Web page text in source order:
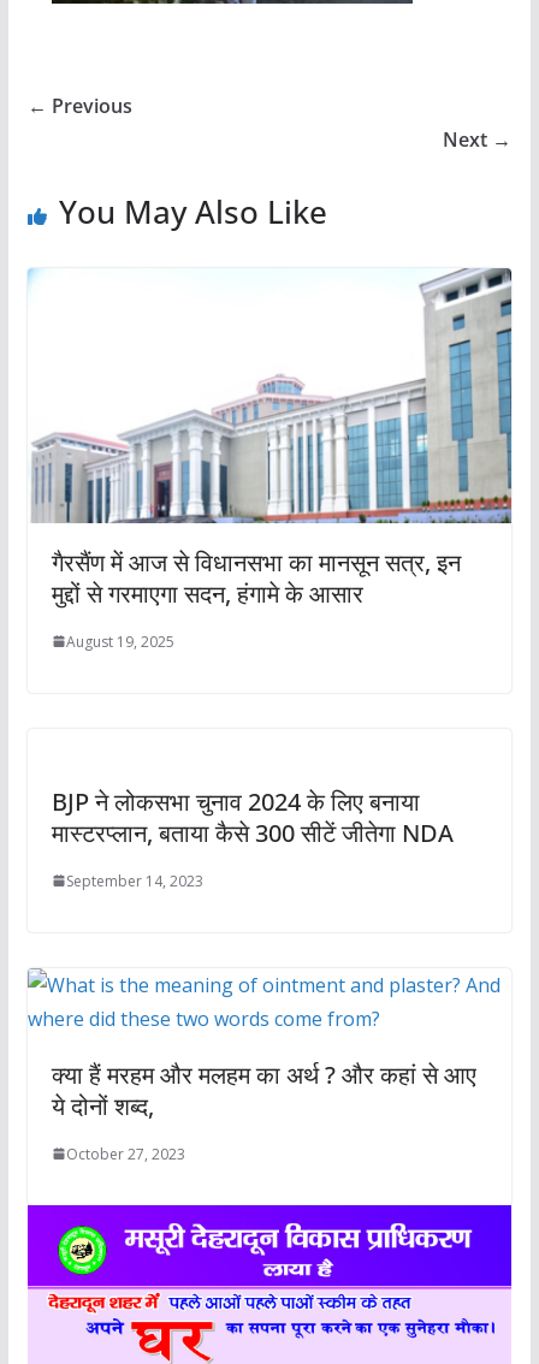
← Previous
Next →
You May Also Like
गैरसैंण में आज से विधानसभा का मानसून सत्र, इन
मुद्दों से गरमाएगा सदन, हंगामे के आसार
August 19, 2025
BJP ने लोकसभा चुनाव 2024 के लिए बनाया
मास्टरप्लान, बताया कैसे 300 सीटें जीतेगा NDA
September 14, 2023
क्या हैं मरहम और मलहम का अर्थ ? और कहां से आए
ये दोनों शब्‍द,
October 27, 2023